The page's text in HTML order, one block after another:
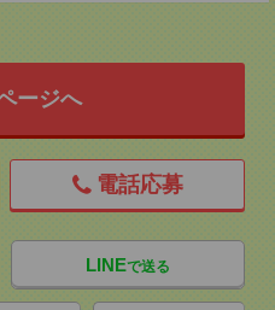
ージへ
電話応募
LINEで送る